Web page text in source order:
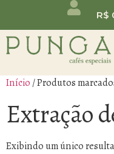
R$
Início/ Produtos
Extração
Exibindo um único